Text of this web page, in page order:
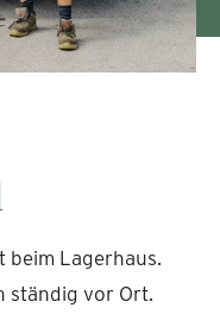
beim Lagerhaus.
ständig vor Ort.